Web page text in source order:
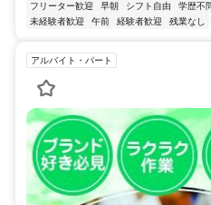
フリーター歓迎
早朝 シフト自由 学歴不
未経験者歓迎
午前 経験者歓迎 残業なし
アルバイト・パート